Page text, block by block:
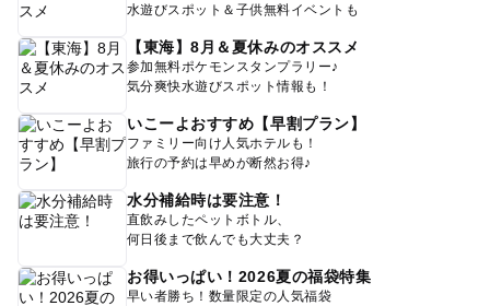
水遊びスポット＆子供無料イベントも
【東海】8月＆夏休みのオススメ
参加無料ポケモンスタンプラリー♪
気分爽快水遊びスポット情報も！
いこーよおすすめ【早割プラン】
ファミリー向け人気ホテルも！
旅行の予約は早めが断然お得♪
水分補給時は要注意！
直飲みしたペットボトル、
何日後まで飲んでも大丈夫？
お得いっぱい！2026夏の福袋特集
早い者勝ち！数量限定の人気福袋